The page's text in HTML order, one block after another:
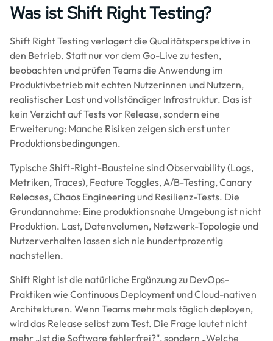
Was ist Shift Right Testing?
Shift Right Testing verlagert die Qualitätsperspektive in
den Betrieb. Statt nur vor dem Go-Live zu testen,
beobachten und prüfen Teams die Anwendung im
Produktivbetrieb mit echten Nutzerinnen und Nutzern,
realistischer Last und vollständiger Infrastruktur. Das ist
kein Verzicht auf Tests vor Release, sondern eine
Erweiterung: Manche Risiken zeigen sich erst unter
Produktionsbedingungen.
Typische Shift-Right-Bausteine sind Observability (Logs,
Metriken, Traces), Feature Toggles, A/B-Testing, Canary
Releases, Chaos Engineering und Resilienz-Tests. Die
Grundannahme: Eine produktionsnahe Umgebung ist nicht
Produktion. Last, Datenvolumen, Netzwerk-Topologie und
Nutzerverhalten lassen sich nie hundertprozentig
nachstellen.
Shift Right ist die natürliche Ergänzung zu DevOps-
Praktiken wie Continuous Deployment und Cloud-nativen
Architekturen. Wenn Teams mehrmals täglich deployen,
wird das Release selbst zum Test. Die Frage lautet nicht
mehr „Ist die Software fehlerfrei?", sondern „Welche